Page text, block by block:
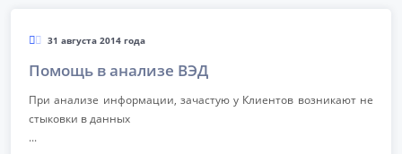
31 августа 2014 года
Помощь в анализе ВЭД
При анализе информации, зачастую у Клиентов возникают не
стыковки в данных
...